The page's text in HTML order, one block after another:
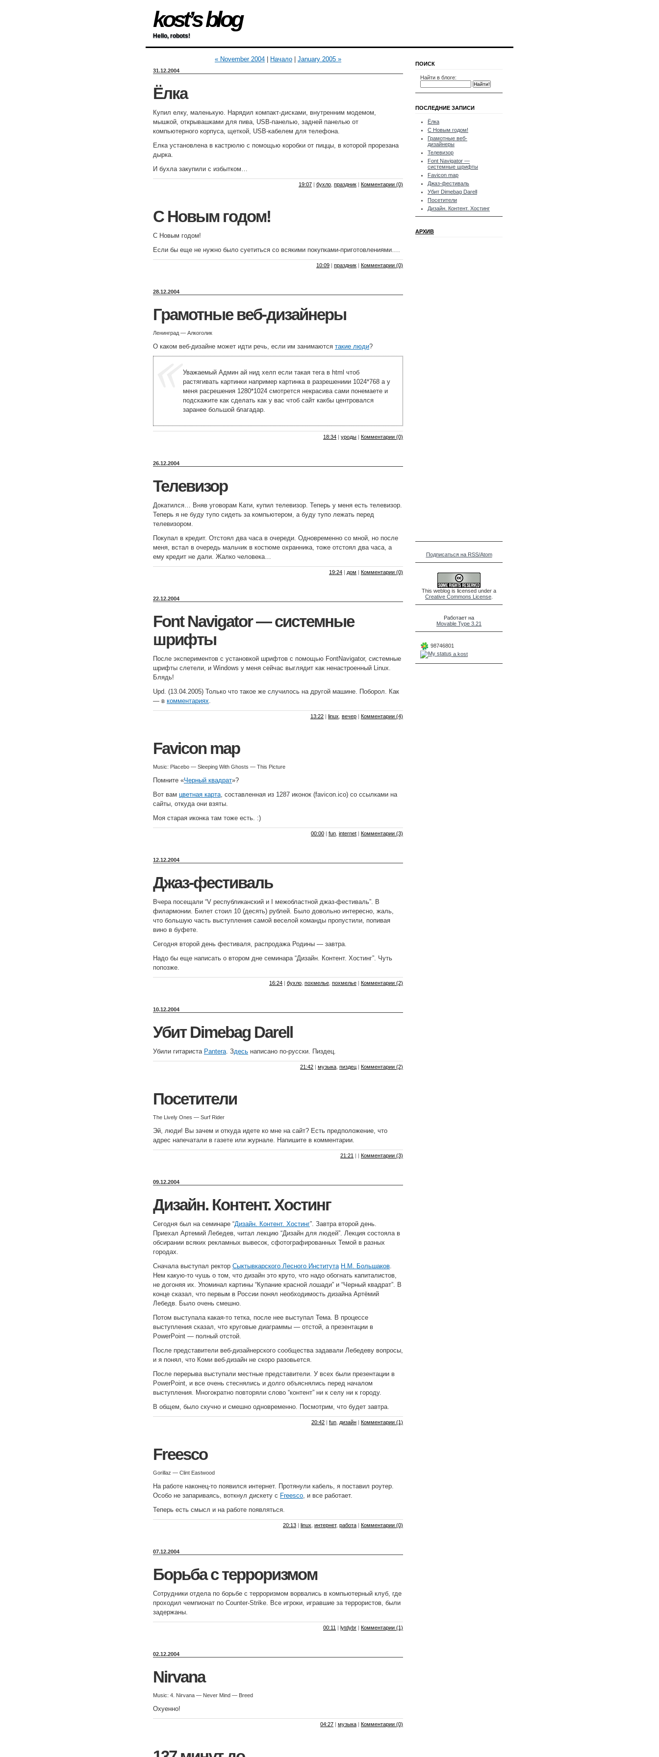
kost’s blog
Hello, robots!
« November 2004 Начало January 2005 »
31.12.2004
Ёлка
Купил елку, маленькую. Нарядил компакт-дисками, внутренним модемом,
мышкой, открывашками для пива, USB-панелью, задней панелью от
компьютерного корпуса, щеткой, USB-кабелем для телефона.
Елка установлена в кастрюлю с помощью коробки от пиццы, в которой прорезана
дырка.
И бухла закупили с избытком…
19:07 | бухло праздник | Комментарии (0)
С Новым годом!
С Новым годом!
Если бы еще не нужно было суетиться со всякими покупками-приготовлениями….
10:09 | праздник | Комментарии (0)
28.12.2004
Грамотные веб-дизайнеры
Ленинград — Алкоголик
О каком веб-дизайне может идти речь, если им занимаются такие люди?
Уважаемый Админ ай нид хелп если такая тега в html чтоб
растягивать картинки например картинка в разрешениии 1024*768 а у
меня расрешения 1280*1024 смотрется некрасива сами понемаете и
подскажите как сделать как у вас чтоб сайт какбы центровался
заранее большой благадар.
18:34 | уроды | Комментарии (0)
26.12.2004
Телевизор
Докатился… Вняв уговорам Кати, купил телевизор. Теперь у меня есть телевизор.
Теперь я не буду тупо сидеть за компьютером, а буду тупо лежать перед
телевизором.
Покупал в кредит. Отстоял два часа в очереди. Одновременно со мной, но после
меня, встал в очередь мальчик в костюме охранника, тоже отстоял два часа, а
ему кредит не дали. Жалко человека…
19:24 | дом | Комментарии (0)
22.12.2004
Font Navigator — системные
шрифты
После экспериментов с установкой шрифтов с помощью FontNavigator, системные
шрифты слетели, и Windows у меня сейчас выглядит как ненастроенный Linux.
Блядь!
Upd. (13.04.2005) Только что такое же случилось на другой машине. Поборол. Как
— в комментариях.
13:22 | linux вечер | Комментарии (4)
Favicon map
Music: Placebo — Sleeping With Ghosts — This Picture
Помните «Черный квадрат»?
Вот вам цветная карта, составленная из 1287 иконок (favicon.ico) со ссылками на
сайты, откуда они взяты.
Моя старая иконка там тоже есть. :)
00:00 | fun internet | Комментарии (3)
12.12.2004
Джаз-фестиваль
Вчера посещали “V республиканский и I межобластной джаз-фестиваль”. В
филармонии. Билет стоил 10 (десять) рублей. Было довольно интересно, жаль,
что большую часть выступления самой веселой команды пропустили, попивая
вино в буфете.
Сегодня второй день фестиваля, распродажа Родины — завтра.
Надо бы еще написать о втором дне семинара “Дизайн. Контент. Хостинг”. Чуть
попозже.
16:24 | бухло похмелье похмелье | Комментарии (2)
10.12.2004
Убит Dimebag Darell
Убили гитариста Pantera. Здесь написано по-русски. Пиздец.
21:42 | музыка пиздец | Комментарии (2)
Посетители
The Lively Ones — Surf Rider
Эй, люди! Вы зачем и откуда идете ко мне на сайт? Есть предположение, что
адрес напечатали в газете или журнале. Напишите в комментарии.
21:21 | | Комментарии (3)
09.12.2004
Дизайн. Контент. Хостинг
Сегодня был на семинаре “Дизайн. Контент. Хостинг”. Завтра второй день.
Приехал Артемий Лебедев, читал лекцию “Дизайн для людей”. Лекция состояла в
обсирании всяких рекламных вывесок, сфотографированных Темой в разных
городах.
Сначала выступал ректор Сыктывкарского Лесного Института Н.М. Большаков.
Нем какую-то чушь о том, что дизайн это круто, что надо обогнать капиталистов,
не догоняя их. Упоминал картины “Купание красной лошади” и “Черный квадрат”. В
конце сказал, что первым в России понял необходимость дизайна Артёмий
Лебедв. Было очень смешно.
Потом выступала какая-то тетка, после нее выступал Тема. В процессе
выступления сказал, что круговые диаграммы — отстой, а презентации в
PowerPoint — полный отстой.
После представители веб-дизайнерского сообщества задавали Лебедеву вопросы,
и я понял, что Коми веб-дизайн не скоро разовьется.
После перерыва выступали местные представители. У всех были презентации в
PowerPoint, и все очень стеснялись и долго объяснялись перед началом
выступления. Многократно повторяли слово “контент” ни к селу ни к городу.
В общем, было скучно и смешно одновременно. Посмотрим, что будет завтра.
20:42 | fun дизайн | Комментарии (1)
Freesco
Gorillaz — Clint Eastwood
На работе наконец-то появился интернет. Протянули кабель, я поставил роутер.
Особо не запариваясь, воткнул дискету с Freesco, и все работает.
Теперь есть смысл и на работе появляться.
20:13 | linux интернет, работа | Комментарии (0)
07.12.2004
Борьба с терроризмом
Сотрудники отдела по борьбе с терроризмом ворвались в компьютерный клуб, где
проходил чемпионат по Counter-Strike. Все игроки, игравшие за террористов, были
задержаны.
00:11 | lytdybr | Комментарии (1)
02.12.2004
Nirvana
Music: 4. Nirvana — Never Mind — Breed
Охуенно!
04:27 | музыка | Комментарии (0)
ПОИСК
Найти в блоге:
ПОСЛЕДНИЕ ЗАПИСИ
Ёлка
С Новым годом!
Грамотные веб-
дизайнеры
Телевизор
Font Navigator —
системные шрифты
Favicon map
Джаз-фестиваль
Убит Dimebag Darell
Посетители
Дизайн. Контент. Хостинг
АРХИВ
Подписаться на RSS/Atom
This weblog is licensed under a
Creative Commons License
Работает на
Movable Type 3.21
98746801
a.kost